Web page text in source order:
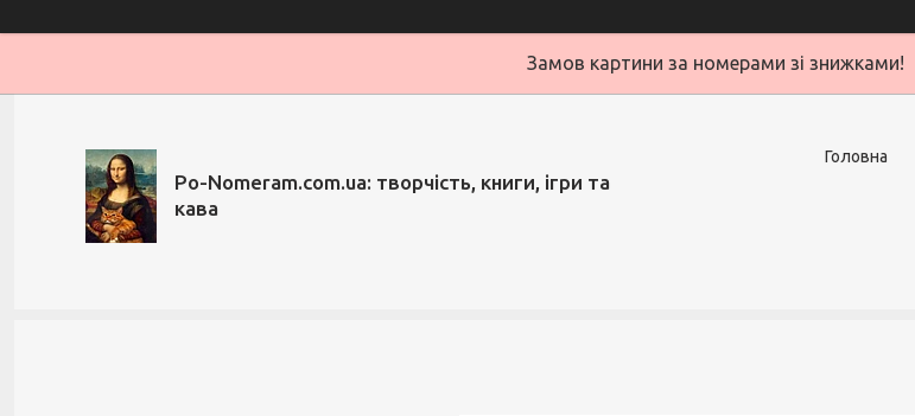
Замов картини за номерами зі знижками!
Po-Nomeram.com.ua: творчість, книги, ігри та
кава
Головна